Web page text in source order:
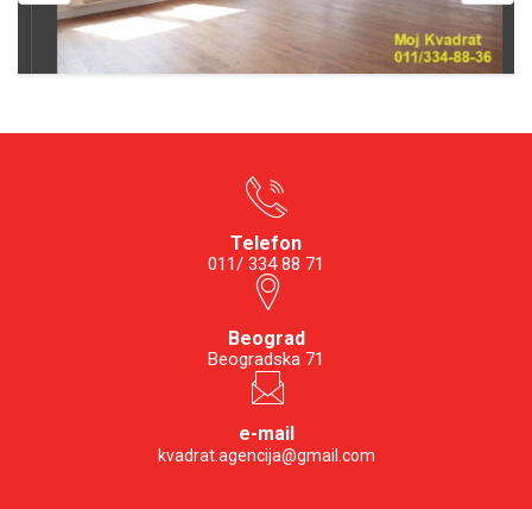
Telefon
011/ 334 88 71
Beograd
Beogradska 71
e-mail
kvadrat.agencija@gmail.com